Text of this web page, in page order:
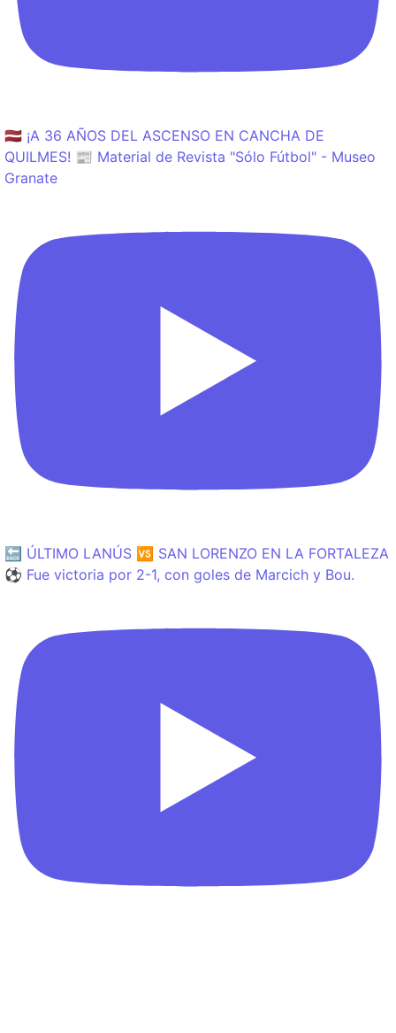
🇱🇻 ¡A 36 AÑOS DEL ASCENSO EN CANCHA DE
QUILMES! 📰 Material de Revista "Sólo Fútbol" - Museo
Granate
🔙 ÚLTIMO LANÚS 🆚 SAN LORENZO EN LA FORTALEZA
⚽️ Fue victoria por 2-1, con goles de Marcich y Bou.